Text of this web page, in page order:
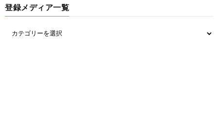
登録メディア一覧